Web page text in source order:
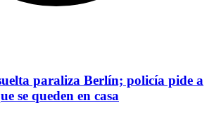
paraliza Berlín; policía pide a
se queden en casa